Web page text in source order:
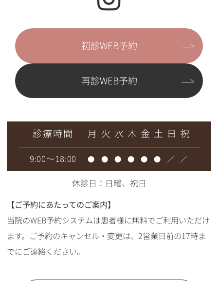
初診WEB予約
再診WEB予約
診療時間 月 火 水 木 金 土 日 祝
9:00～18:00 ● ● ● ● ● ● ／ ／
休診日：日曜、祝日
【ご予約にあたってのご案内】
当院のWEB予約システムは患者様に無料でご利用いただけ
ます。ご予約のキャンセル・変更は、2営業日前の17時ま
でにご連絡ください。